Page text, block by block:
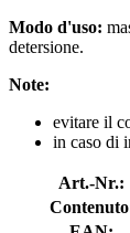
Modo d'uso:
detersione.
Note:
evitare il
in caso di
Art.-Nr.: